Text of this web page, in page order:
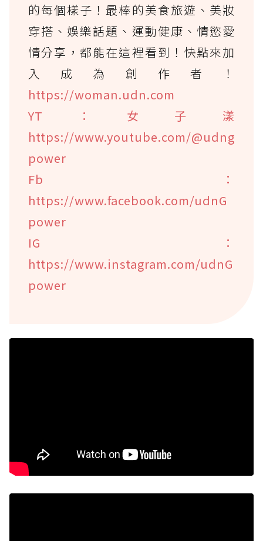
的每個樣子！最棒的美食旅遊、美妝
穿搭、娛樂話題、運動健康、情慾愛
情分享，都能在這裡看到！快點來加
入成為創作者！
https://woman.udn.com
YT：女子漾
https://www.youtube.com/@udng
power
Fb：
https://www.facebook.com/udnG
power
IG：
https://www.instagram.com/udnG
power